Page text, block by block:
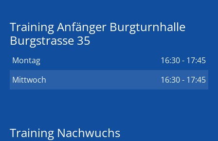
Training Anfänger Burgturnhalle
Burgstrasse 35
Montag
16:30 - 17:45
Mittwoch
16:30 - 17:45
Training Nachwuchs